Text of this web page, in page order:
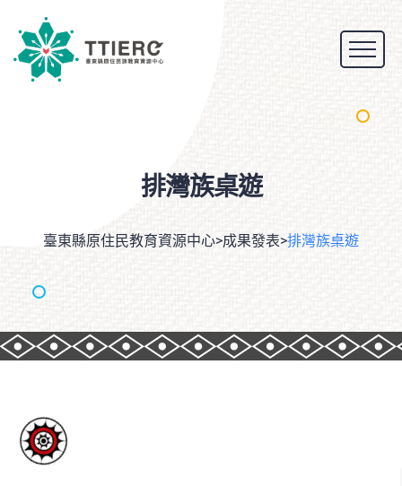
排灣族桌遊
臺東縣原住民教育資源中心>成果發表>排灣族桌遊